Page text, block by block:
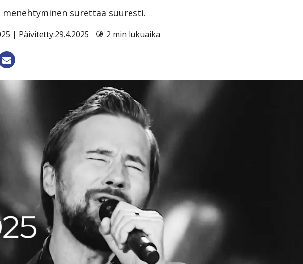
menehtyminen surettaa suuresti.
| Päivitetty:29.4.2025 2 min lukuaika